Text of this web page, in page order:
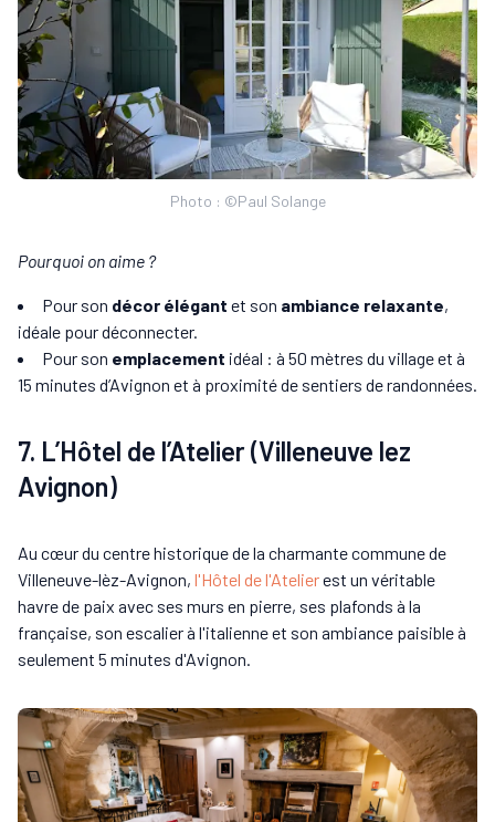
Photo : ©Paul Solange
Pourquoi on aime ?
Pour son décor élégant et son ambiance relaxante,
idéale pour déconnecter.
Pour son emplacement idéal : à 50 mètres du village et à
15 minutes d’Avignon et à proximité de sentiers de randonnées.
7. L’Hôtel de l’Atelier (Villeneuve lez
Avignon)
Au cœur du centre historique de la charmante commune de
Villeneuve-lèz-Avignon, l'Hôtel de l'Atelierest un véritable
havre de paix avec ses murs en pierre, ses plafonds à la
française, son escalier à l'italienne et son ambiance paisible à
seulement 5 minutes d'Avignon.